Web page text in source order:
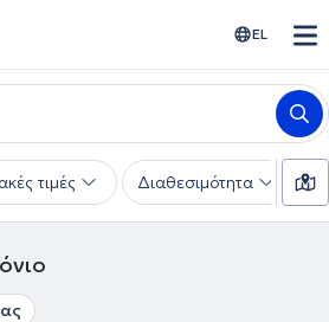
EL
τιμές Διαθεσιμότητα